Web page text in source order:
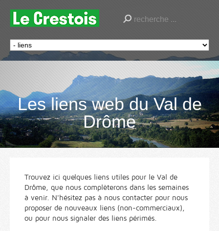
Les liens web du Val de
Drôme
Trouvez ici quelques liens utiles pour le Val de
Drôme, que nous complèterons dans les semaines
à venir. N'hésitez pas à nous contacter pour nous
proposer de nouveaux liens (non-commerciaux),
ou pour nous signaler des liens périmés.